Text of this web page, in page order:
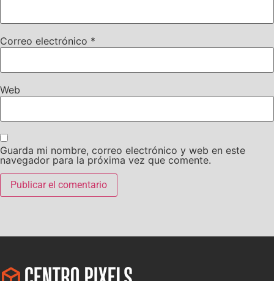
Correo electrónico *
Web
Guarda mi nombre, correo electrónico y web en este
navegador para la próxima vez que comente.